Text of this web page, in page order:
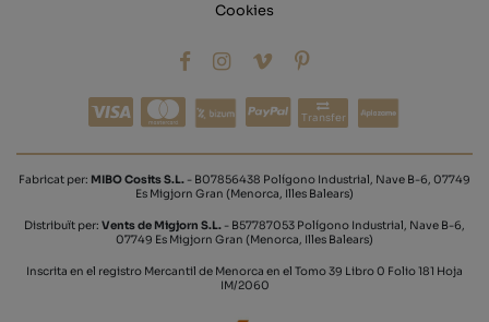
Cookies
Transfer
Fabricat per: MIBO Cosits S.L. - B07856438 Polígono Industrial, Nave B-6, 07749
Es Migjorn Gran (Menorca, Illes Balears)
Distribuït per: Vents de Migjorn S.L. - B57787053 Polígono Industrial, Nave B-6,
07749 Es Migjorn Gran (Menorca, Illes Balears)
Inscrita en el registro Mercantil de Menorca en el Tomo 39 Libro 0 Folio 181 Hoja
IM/2060